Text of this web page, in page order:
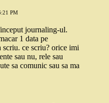
PM
journaling-ul.
1 data pe
scriu. ce scriu? orice imi
sau nu, rele sau
sa comunic sau sa ma